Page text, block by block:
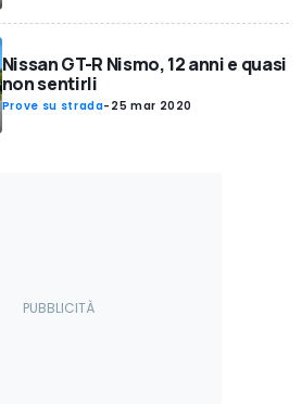
Nissan GT-R Nismo, 12 anni e quasi
non sentirli
Prove su strada- 25 mar 2020